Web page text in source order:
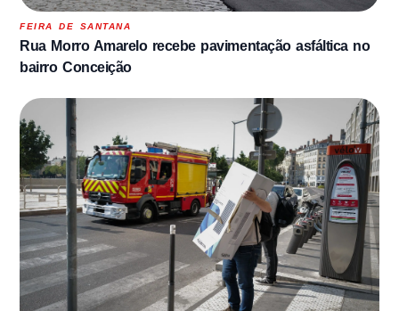
FEIRA DE SANTANA
Rua Morro Amarelo recebe pavimentação asfáltica no
bairro Conceição